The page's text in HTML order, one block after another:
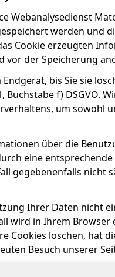
Webanalysedienst
werden und
Cookie erzeugten
vor der Speicherung
bis Sie sie
Buchstabe f) DSGVO.
um sowohl
über die
eine
gegebenenfalls
Ihrer Daten nicht
wird in Ihrem
Cookies löschen, hat
Besuch unserer